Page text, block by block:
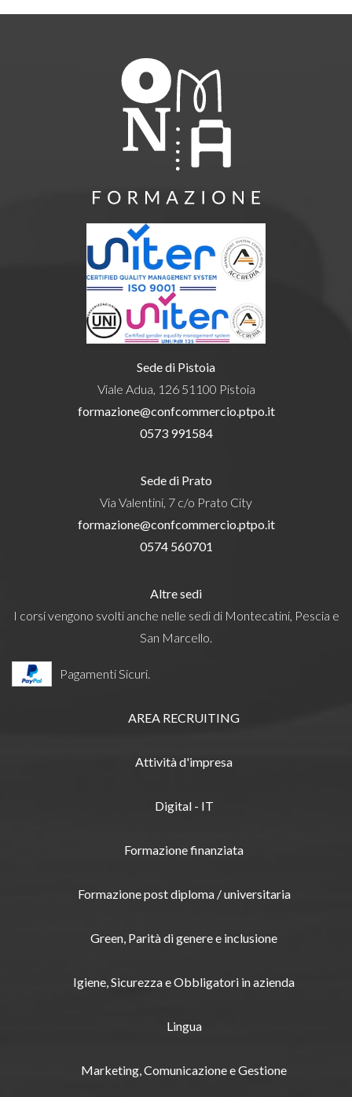
Sede di Pistoia
Viale Adua, 126 51100 Pistoia
formazione@confcommercio.ptpo.it
0573 991584
Sede di Prato
Via Valentini, 7 c/o Prato City
formazione@confcommercio.ptpo.it
0574 560701
Altre sedi
I corsi vengono svolti anche nelle sedi di Montecatini, Pescia e
San Marcello.
Pagamenti Sicuri.
AREA RECRUITING
Attività d'impresa
Digital - IT
Formazione finanziata
Formazione post diploma / universitaria
Green, Parità di genere e inclusione
Igiene, Sicurezza e Obbligatori in azienda
Lingua
Marketing, Comunicazione e Gestione